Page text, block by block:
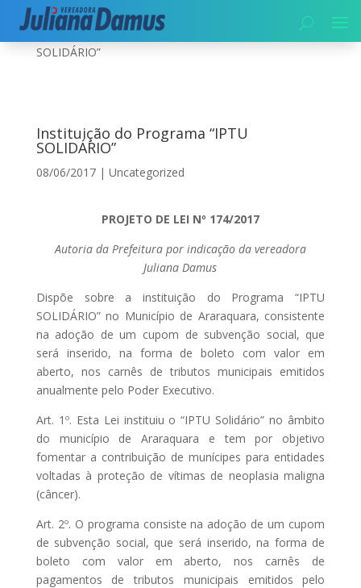
Início|Uncategorized| Instituição do Programa “IPTU
SOLIDÁRIO”
Instituição do Programa “IPTU
SOLIDÁRIO”
08/06/2017| Uncategorized
PROJETO DE LEI Nº 174/2017
Autoria da Prefeitura por indicação da vereadora
Juliana Damus
Dispõe sobre a instituição do Programa “IPTU
SOLIDÁRIO” no Município de Araraquara, consistente
na adoção de um cupom de subvenção social, que
será inserido, na forma de boleto com valor em
aberto, nos carnês de tributos municipais emitidos
anualmente pelo Poder Executivo.
Art. 1º. Esta Lei instituiu o “IPTU Solidário” no âmbito
do município de Araraquara e tem por objetivo
fomentar a contribuição de munícipes para entidades
voltadas à proteção de vítimas de neoplasia maligna
(câncer).
Art. 2º. O programa consiste na adoção de um cupom
de subvenção social, que será inserido, na forma de
boleto com valor em aberto, nos carnês de
pagamentos de tributos municipais emitidos pelo